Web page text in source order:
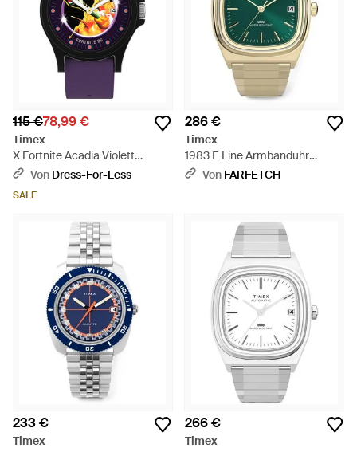
115 €78,99 €
Timex
X Fortnite Acadia Violett
Herren Armbanduhr
Von Dress-For-Less
SALE
286 €
Timex
1983 E Line Armbanduhr
34Mm - Grün
Von FARFETCH
233 €
Timex
266 €
Timex